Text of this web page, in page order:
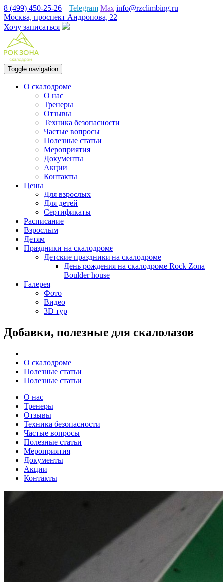
8 (499) 450-25-26 Telegram Max info@rzclimbing.ru
Москва, проспект Андропова, 22
Хочу записаться
Toggle navigation
О скалодроме
О нас
Тренеры
Отзывы
Техника безопасности
Частые вопросы
Полезные статьи
Мероприятия
Документы
Акции
Контакты
Цены
Для взрослых
Для детей
Сертификаты
Расписание
Взрослым
Детям
Праздники на скалодроме
Детские праздники на скалодроме
День рождения на скалодроме Rock Zona
Boulder house
Галерея
Фото
Видео
3D тур
Добавки, полезные для скалолазов
О скалодроме
Полезные статьи
Полезные статьи
О нас
Тренеры
Отзывы
Техника безопасности
Частые вопросы
Полезные статьи
Мероприятия
Документы
Акции
Контакты